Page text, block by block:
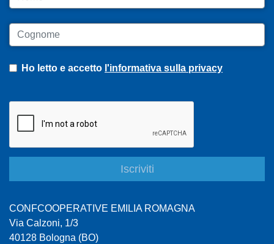
Cognome
Ho letto e accetto l'informativa sulla privacy
CONFCOOPERATIVE EMILIA ROMAGNA
Via Calzoni, 1/3
40128 Bologna (BO)